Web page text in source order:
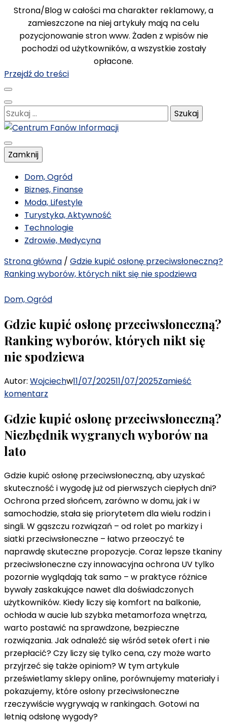
Strona/Blog w całości ma charakter reklamowy, a
zamieszczone na niej artykuły mają na celu
pozycjonowanie stron www. Żaden z wpisów nie
pochodzi od użytkowników, a wszystkie zostały
opłacone.
Przejdź do treści
Szukaj:
Centrum Fanów
Informacji
Poznawaj nowe, ciekawe informacje
Zamknij
Dom, Ogród
Biznes, Finanse
Moda, Lifestyle
Turystyka, Aktywność
Technologie
Zdrowie, Medycyna
Strona główna / Gdzie kupić osłonę przeciwsłoneczną?
Ranking wyborów, których nikt się nie spodziewa
Dom, Ogród
Gdzie kupić osłonę przeciwsłoneczną?
Ranking wyborów, których nikt się
nie spodziewa
Autor: Wojciechw11/07/202511/07/2025Zamieść
komentarz
Gdzie
kupić
Ranking
wyborów,
których
nikt
się
nie
spodziewa
Gdzie kupić osłonę przeciwsłoneczną?
Niezbędnik wygranych wyborów na
lato
Gdzie kupić osłonę przeciwsłoneczną, aby uzyskać
skuteczność i wygodę już od pierwszych ciepłych dni?
Ochrona przed słońcem, zarówno w domu, jak i w
samochodzie, stała się priorytetem dla wielu rodzin i
singli. W gąszczu rozwiązań – od rolet po markizy i
siatki przeciwsłoneczne – łatwo przeoczyć te
naprawdę skuteczne propozycje. Coraz lepsze tkaniny
przeciwsłoneczne czy innowacyjna ochrona UV tylko
pozornie wyglądają tak samo – w praktyce różnice
bywały zaskakujące nawet dla doświadczonych
użytkowników. Kiedy liczy się komfort na balkonie,
ochłoda w aucie lub szybka metamorfoza wnętrza,
warto postawić na sprawdzone, bezpieczne
rozwiązania. Jak odnaleźć się wśród setek ofert i nie
przepłacić? Czy liczy się tylko cena, czy może warto
przyjrzeć się także opiniom? W tym artykule
prześwietlamy sklepy online, porównujemy materiały i
pokazujemy, które osłony przeciwsłoneczne
rzeczywiście wygrywają w rankingach. Gotowi na
letnią odsłonę wygody?